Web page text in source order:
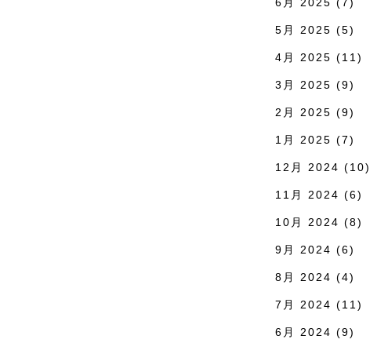
5月 2025 (5)
4月 2025 (11)
3月 2025 (9)
2月 2025 (9)
1月 2025 (7)
12月 2024 (10)
11月 2024 (6)
10月 2024 (8)
9月 2024 (6)
8月 2024 (4)
7月 2024 (11)
6月 2024 (9)